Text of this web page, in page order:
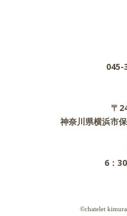
045-
〒
神奈川県横浜市
6：
©chatelet